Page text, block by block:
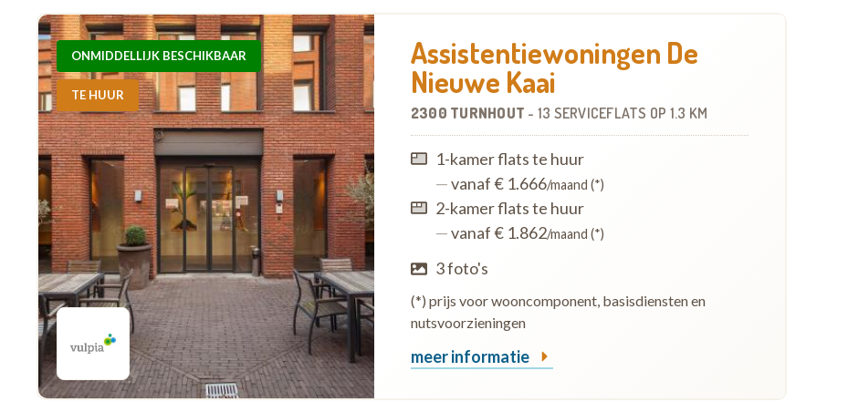
ONMIDDELLIJK BESCHIKBAAR
TE HUUR
Assistentiewoningen De
Nieuwe Kaai
2300 TURNHOUT - 13 SERVICEFLATS OP 1.3 KM
1-kamer flats te huur
—vanaf € 1.666/maand (*)
2-kamer flats te huur
—vanaf € 1.862/maand (*)
3 foto's
(*) prijs voor wooncomponent, basisdiensten en
nutsvoorzieningen
meer informatie